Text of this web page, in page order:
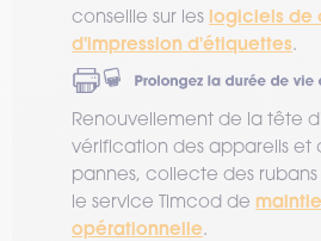
conseille sur les logiciels de
d'impression d'étiquettes.
Renouvellement de la tête
vérification des appareils et
pannes, collecte des
le service Timcod de
opérationnelle.